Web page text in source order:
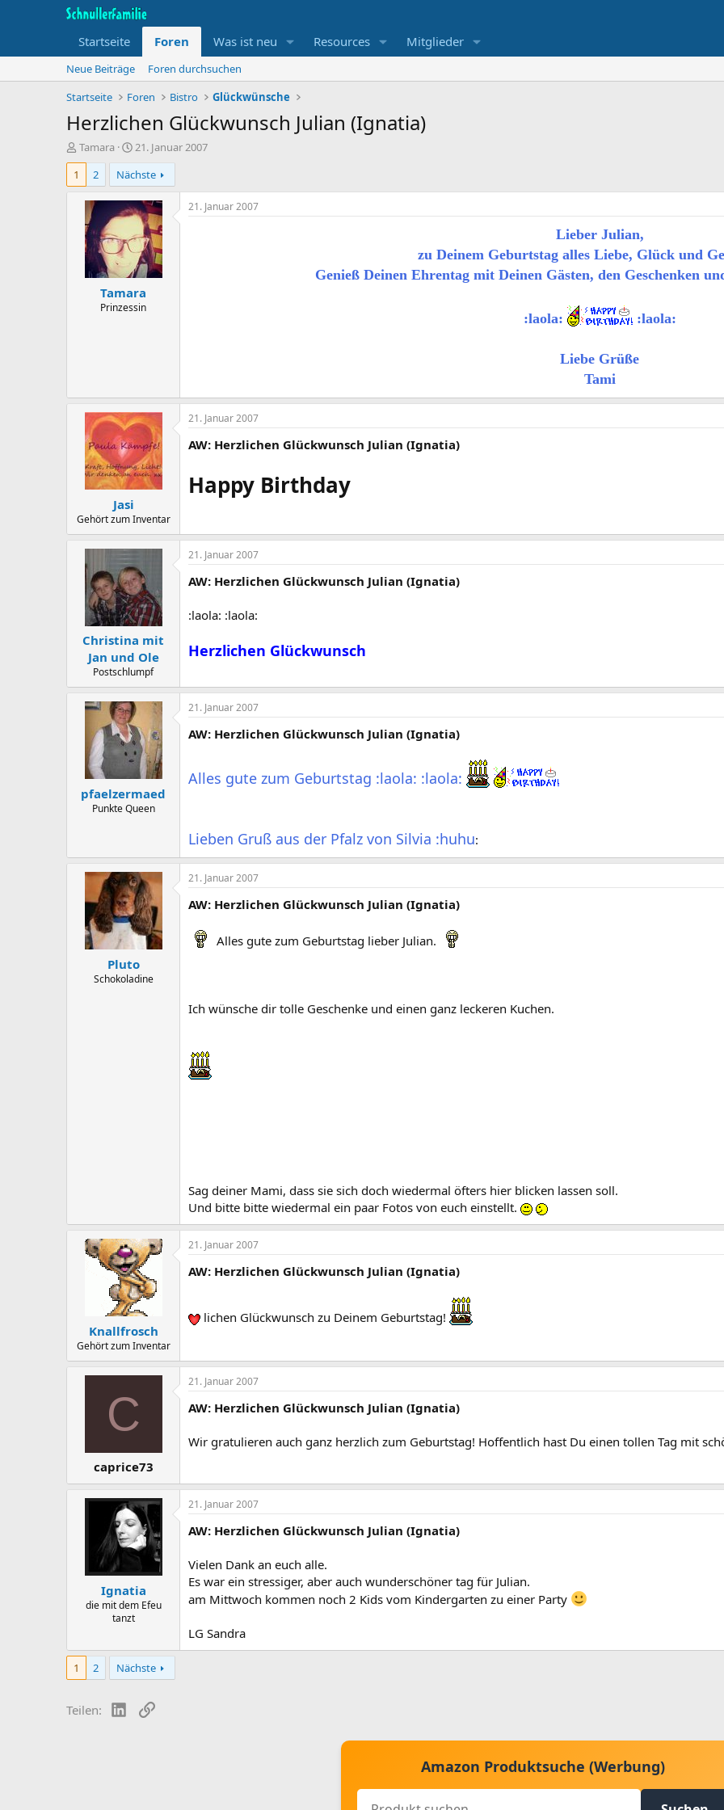
Startseite Foren Was ist neu Resources Mitglieder
Neue Beiträge
Foren durchsuchen
Startseite
Foren Bistro Glückwünsche
Herzlichen Glückwunsch Julian (Ignatia)
T
h
m
Tamara
B
e
g
i
n
n
d
a
t
u
m
21. Januar 2007
1
2 Nächste
Tamara
Prinzessin
21. Januar 2007
Lieber Julian,
zu Deinem Geburtstag alles Liebe, Glück und
Genieß Deinen Ehrentag mit Deinen Gästen, den Geschenken
:laola: :laola:
Liebe Grüße
Tami​
Jasi
Gehört zum Inventar
21. Januar 2007
AW: Herzlichen Glückwunsch Julian (Ignatia)
Happy Birthday
Christina mit
Jan und Ole
Postschlumpf
21. Januar 2007
AW: Herzlichen Glückwunsch Julian (Ignatia)
:laola: :laola:
Herzlichen Glückwunsch
pfaelzermaed
Punkte Queen
21. Januar 2007
AW: Herzlichen Glückwunsch Julian (Ignatia)
Alles gute zum Geburtstag :laola: :laola:
Lieben Gruß aus der Pfalz von Silvia :huhu:
Pluto
Schokoladine
21. Januar 2007
AW: Herzlichen Glückwunsch Julian (Ignatia)
Alles gute zum Geburtstag lieber Julian.
Ich wünsche dir tolle Geschenke und einen ganz leckeren Kuchen.
Sag deiner Mami, dass sie sich doch wiedermal öfters hier blicken lassen soll.
Und bitte bitte wiedermal ein paar Fotos von euch einstellt.
Knallfrosch
Gehört zum Inventar
21. Januar 2007
AW: Herzlichen Glückwunsch Julian (Ignatia)
lichen Glückwunsch zu Deinem Geburtstag!
C
caprice73
21. Januar 2007
AW: Herzlichen Glückwunsch Julian (Ignatia)
Wir gratulieren auch ganz herzlich zum Geburtstag! Hoffentlich hast Du einen tollen Tag mit
Ignatia
die mit dem Efeu
tanzt
21. Januar 2007
AW: Herzlichen Glückwunsch Julian (Ignatia)
Vielen Dank an euch alle.
Es war ein stressiger, aber auch wunderschöner tag für Julian.
am Mittwoch kommen noch 2 Kids vom Kindergarten zu einer Party
LG Sandra
1 2 Nächste
Teilen: LinkedIn
Link
Amazon Produktsuche (Werbung)